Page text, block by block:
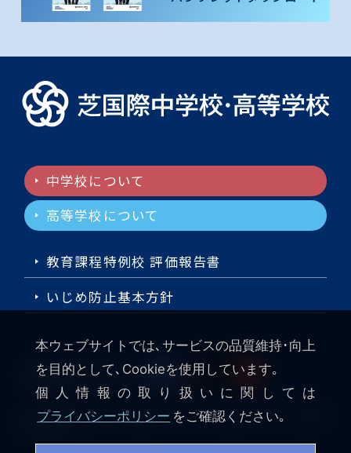
中学校について
高等学校について
教育課程特例校 評価報告書
いじめ防止基本方針
SNS公式アカウント
Copyright © Shiba Kokusai Jr. & Sr. High School All rights
本ウェブサイトでは､サービスの品質維持･向上
を目的として､Cookieを使用しています｡
個人情報の取り扱いに関しては
プライバシーポリシー をご確認ください｡